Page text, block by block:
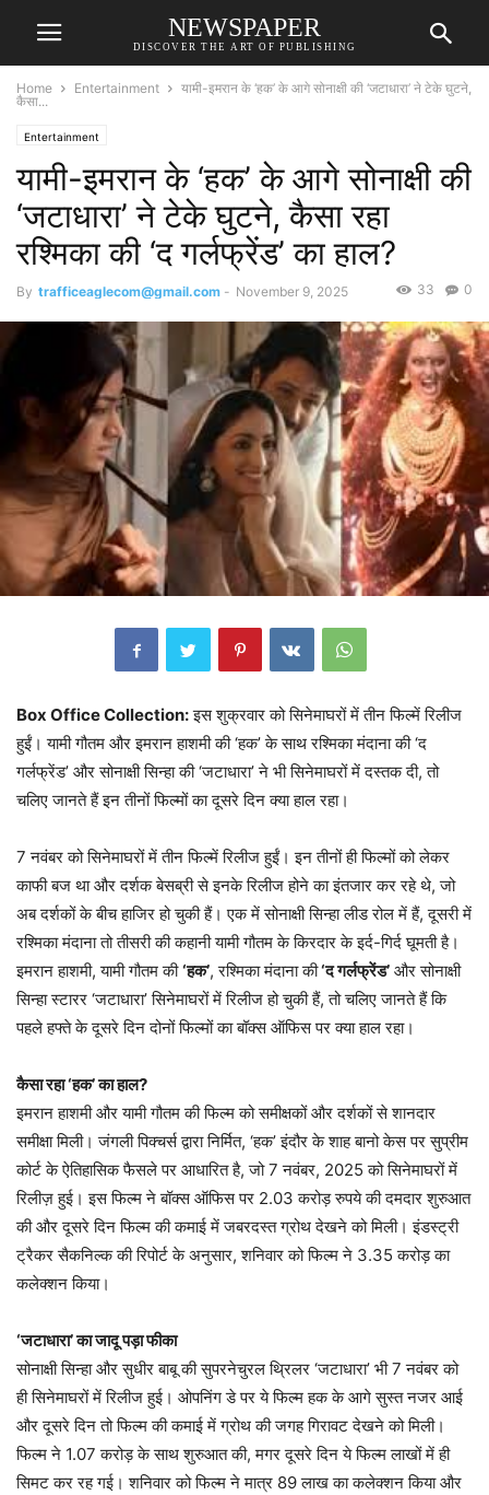
NEWSPAPER
DISCOVER THE ART OF PUBLISHING
Home Entertainment
यामी-इमरान के ‘हक’ के आगे सोनाक्षी की ‘जटाधारा’ ने टेके घुटने,
कैसा...
Entertainment
यामी-इमरान के ‘हक’ के आगे सोनाक्षी की
‘जटाधारा’ ने टेके घुटने, कैसा रहा
रश्मिका की ‘द गर्लफ्रेंड’ का हाल?
By trafficeaglecom@gmail.com - November 9, 2025 0
33
Box Office Collection:इस शुक्रवार को सिनेमाघरों में तीन फिल्में रिलीज
हुईं। यामी गौतम और इमरान हाशमी की ‘हक’ के साथ रश्मिका मंदाना की ‘द
गर्लफ्रेंड’ और सोनाक्षी सिन्हा की ‘जटाधारा’ ने भी सिनेमाघरों में दस्तक दी, तो
चलिए जानते हैं इन तीनों फिल्मों का दूसरे दिन क्या हाल रहा।
7 नवंबर को सिनेमाघरों में तीन फिल्में रिलीज हुईं। इन तीनों ही फिल्मों को लेकर
काफी बज था और दर्शक बेसब्री से इनके रिलीज होने का इंतजार कर रहे थे, जो
अब दर्शकों के बीच हाजिर हो चुकी हैं। एक में सोनाक्षी सिन्हा लीड रोल में हैं, दूसरी में
रश्मिका मंदाना तो तीसरी की कहानी यामी गौतम के किरदार के इर्द-गिर्द घूमती है।
इमरान हाशमी, यामी गौतम की‘हक’, रश्मिका मंदाना की‘द गर्लफ्रेंड’ और सोनाक्षी
सिन्हा स्टारर ‘जटाधारा’ सिनेमाघरों में रिलीज हो चुकी हैं, तो चलिए जानते हैं कि
पहले हफ्ते के दूसरे दिन दोनों फिल्मों का बॉक्स ऑफिस पर क्या हाल रहा।
कैसा रहा ‘हक’ का हाल?
इमरान हाशमी और यामी गौतम की फिल्म को समीक्षकों और दर्शकों से शानदार
समीक्षा मिली। जंगली पिक्चर्स द्वारा निर्मित, ‘हक’ इंदौर के शाह बानो केस पर सुप्रीम
कोर्ट के ऐतिहासिक फैसले पर आधारित है, जो 7 नवंबर, 2025 को सिनेमाघरों में
रिलीज़ हुई। इस फिल्म ने बॉक्स ऑफिस पर 2.03 करोड़ रुपये की दमदार शुरुआत
की और दूसरे दिन फिल्म की कमाई में जबरदस्त ग्रोथ देखने को मिली। इंडस्ट्री
ट्रैकर सैकनिल्क की रिपोर्ट के अनुसार, शनिवार को फिल्म ने 3.35 करोड़ का
कलेक्शन किया।
‘जटाधारा’ का जादू पड़ा फीका
सोनाक्षी सिन्हा और सुधीर बाबू की सुपरनेचुरल थ्रिलर ‘जटाधारा’ भी 7 नवंबर को
ही सिनेमाघरों में रिलीज हुई। ओपनिंग डे पर ये फिल्म हक के आगे सुस्त नजर आई
और दूसरे दिन तो फिल्म की कमाई में ग्रोथ की जगह गिरावट देखने को मिली।
फिल्म ने 1.07 करोड़ के साथ शुरुआत की, मगर दूसरे दिन ये फिल्म लाखों में ही
सिमट कर रह गई। शनिवार को फिल्म ने मात्र 89 लाख का कलेक्शन किया और